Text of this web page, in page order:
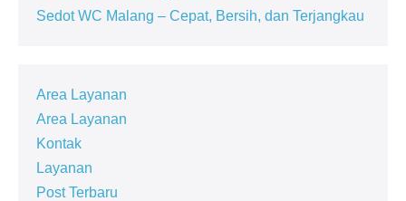
Sedot WC Malang – Cepat, Bersih, dan Terjangkau
Area Layanan
Area Layanan
Kontak
Layanan
Post Terbaru